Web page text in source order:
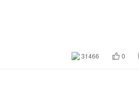
31466 0